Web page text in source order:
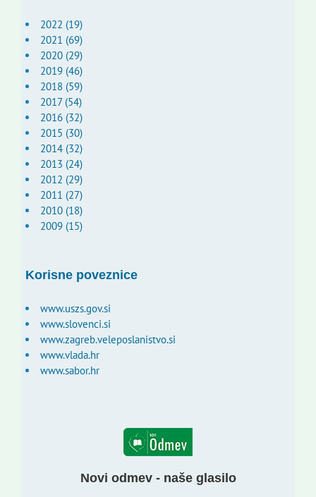
2022 (19)
2021 (69)
2020 (29)
2019 (46)
2018 (59)
2017 (54)
2016 (32)
2015 (30)
2014 (32)
2013 (24)
2012 (29)
2011 (27)
2010 (18)
2009 (15)
Korisne poveznice
www.uszs.gov.si
www.slovenci.si
www.zagreb.veleposlanistvo.si
www.vlada.hr
www.sabor.hr
Novi odmev - naše glasilo